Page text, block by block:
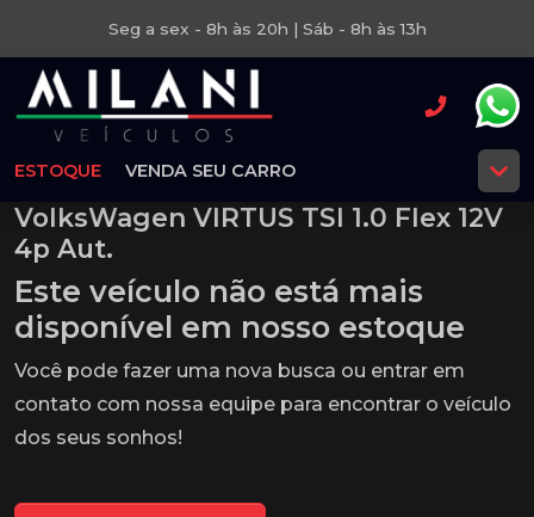
Seg a sex - 8h às 20h | Sáb - 8h às 13h
ESTOQUE VENDA SEU CARRO
VolksWagen VIRTUS TSI 1.0 Flex 12V
4p Aut.
Este veículo não está mais
disponível em nosso estoque
Você pode fazer uma nova busca ou entrar em
contato com nossa equipe para encontrar o veículo
dos seus sonhos!